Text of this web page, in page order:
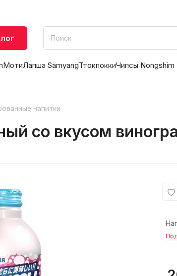
МотиЛапша SamyangТтокпоккиЧипсы Nongshim
напитки
со вкусом